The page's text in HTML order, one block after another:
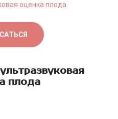
оценка плода
плода